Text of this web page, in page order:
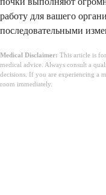
работу для вашего
последовательными
Medical Disclaimer: This article is
medical advice. Always consult a
decisions. If you are experiencing a
room immediately.